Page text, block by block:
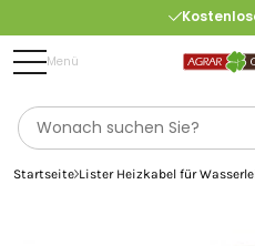
ab 175 €
Menü
Startseite Lister Heizkabel für